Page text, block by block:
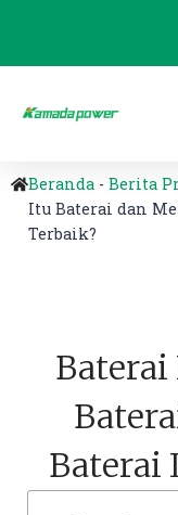
Beranda - Berita
Itu Baterai dan
Terbaik?
Baterai
Baterai